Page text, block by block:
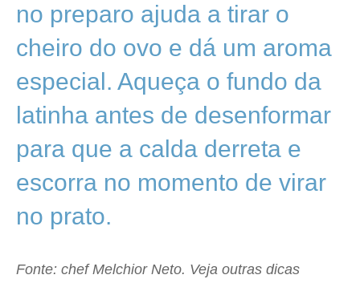
no preparo ajuda a tirar o
cheiro do ovo e dá um aroma
especial. Aqueça o fundo da
latinha antes de desenformar
para que a calda derreta e
escorra no momento de virar
no prato.
Fonte: chef Melchior Neto. Veja outras dicas